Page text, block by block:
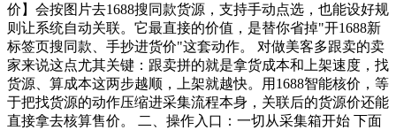
价】会按图片去1688搜同款货源，支持手动点选，也能设好规
则让系统自动关联。它最直接的价值，是替你省掉"开1688新
标签页搜同款、手抄进货价"这套动作。 对做美客多跟卖的卖
家来说这点尤其关键：跟卖拼的就是拿货成本和上架速度，找
货源、算成本这两步越顺，上架就越快。用1688智能核价，等
于把找货源的动作压缩进采集流程本身，关联后的货源价还能
直接拿去核算售价。 二、操作入口：一切从采集箱开始 下面